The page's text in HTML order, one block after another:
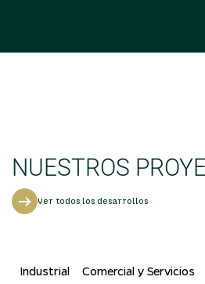
NUESTROS
Ver todos los desarrollos
Industrial Comercial y Servicios